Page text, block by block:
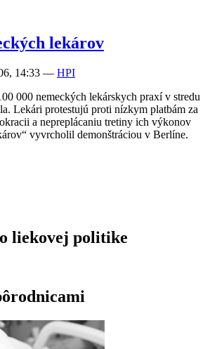
lekárov
14:33 — HPI
000 nemeckých lekárskych praxí v stredu
Lekári protestujú proti nízkym platbám za
a nepreplácaniu tretiny ich výkonov
vyvrcholil demonštráciou v Berlíne.
liekovej politike